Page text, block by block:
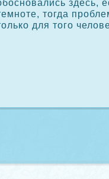
здесь,
тогда
для того